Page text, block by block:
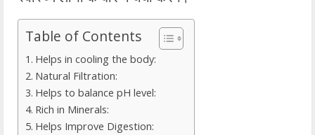
Table of Contents
Helps in cooling the body:
Natural Filtration:
Helps to balance pH level:
Rich in Minerals:
Helps Improve Digestion: